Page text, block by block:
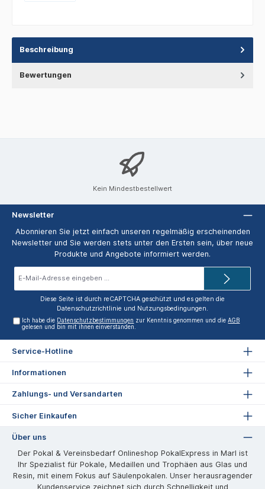
Beschreibung
Bewertungen
Kein Mindestbestellwert
Newsletter
Abonnieren Sie jetzt einfach unseren regelmäßig erscheinenden
Newsletter und Sie werden stets unter den Ersten sein, über neue
Produkte und Angebote informiert werden.
Diese Seite ist durch reCAPTCHA geschützt und es gelten die
Datenschutzrichtlinie und Nutzungsbedingungen.
Ich habe die Datenschutzbestimmungen zur Kenntnis genommen und dieAGB
gelesen und bin mit ihnen einverstanden.
Service-Hotline
Informationen
Zahlungs- und Versandarten
Sicher Einkaufen
Über uns
Der Pokal & Vereinsbedarf Onlineshop PokalExpress in Marl ist
Ihr Spezialist für Pokale, Medaillen und Trophäen aus Glas und
Resin, mit einem Fokus auf Säulenpokalen. Unser herausragender
Kundenservice zeichnet sich durch Schnelligkeit und